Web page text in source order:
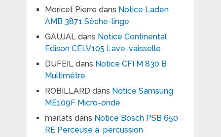
Moricet Pierre dans Notice Laden
AMB 3871 Sèche-linge
GAUJALdans Notice Continental
Edison CELV105 Lave-vaisselle
DUFEILdans Notice CFI M 830 B
Multimètre
ROBILLARD dans Notice Samsung
ME109F Micro-onde
marlats dans Notice Bosch PSB 650
RE Perceuse à percussion